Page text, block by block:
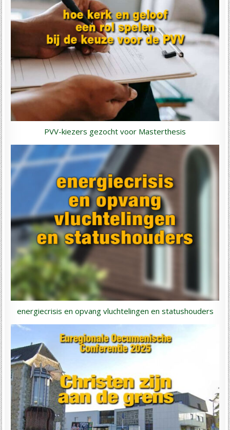
PVV-kiezers gezocht voor Masterthesis
energiecrisis en opvang vluchtelingen en statushouders